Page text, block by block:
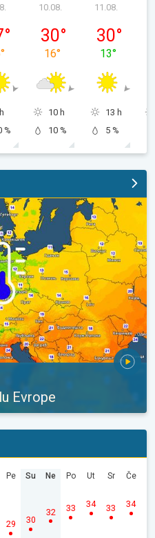
°
°
%
10.08.
30°
16°
10 h
10 %
11.08.
30°
13°
13 h
5 %
Prijatno sveže noći. . .
Evrope
Pe
29
Su
30
Ne
32
Po
33
Ut
34
Sr
33
Če
34